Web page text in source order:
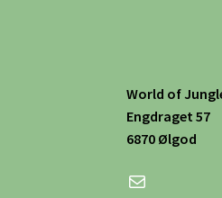
World of
Engdraget 57
6870 Ølgod
Mail